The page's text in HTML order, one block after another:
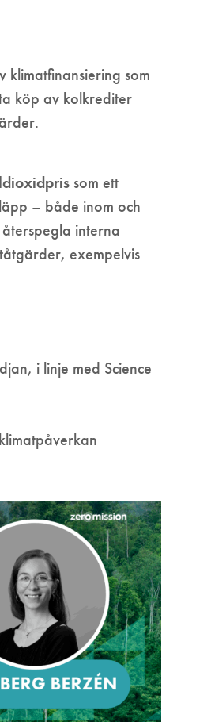
klimatfinansiering som
köp av kolkrediter
som ett
– både inom och
interna
exempelvis
i linje med Science